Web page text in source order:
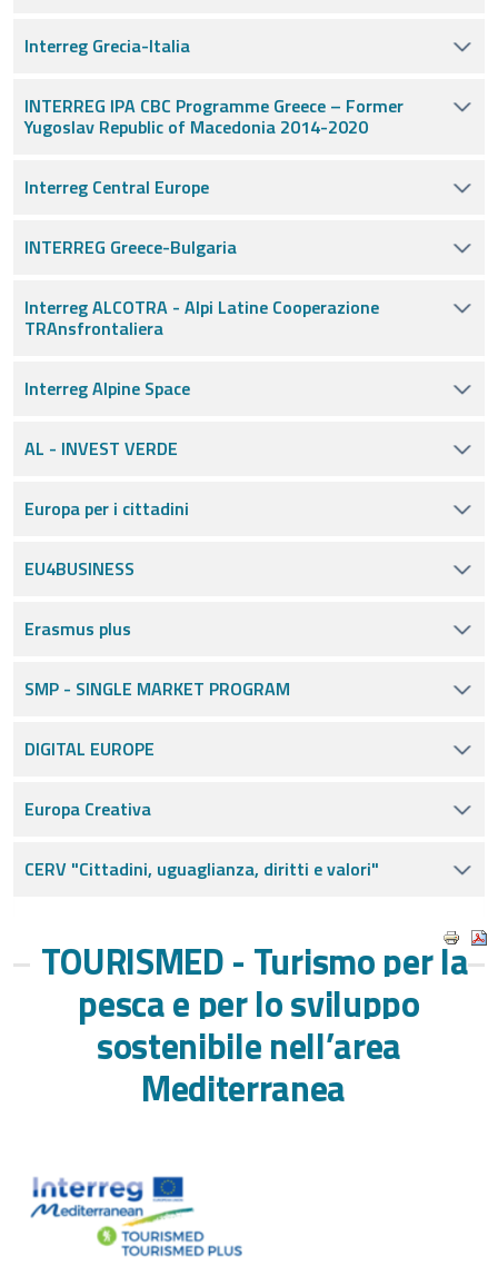
Interreg Grecia-Italia
INTERREG IPA CBC Programme Greece – Former
Yugoslav Republic of Macedonia 2014-2020
Interreg Central Europe
INTERREG Greece-Bulgaria
Interreg ALCOTRA - Alpi Latine Cooperazione
TRAnsfrontaliera
Interreg Alpine Space
AL - INVEST VERDE
Europa per i cittadini
EU4BUSINESS
Erasmus plus
SMP - SINGLE MARKET PROGRAM
DIGITAL EUROPE
Europa Creativa
CERV "Cittadini, uguaglianza, diritti e valori"
TOURISMED - Turismo per la
pesca e per lo sviluppo
sostenibile nell’area
Mediterranea